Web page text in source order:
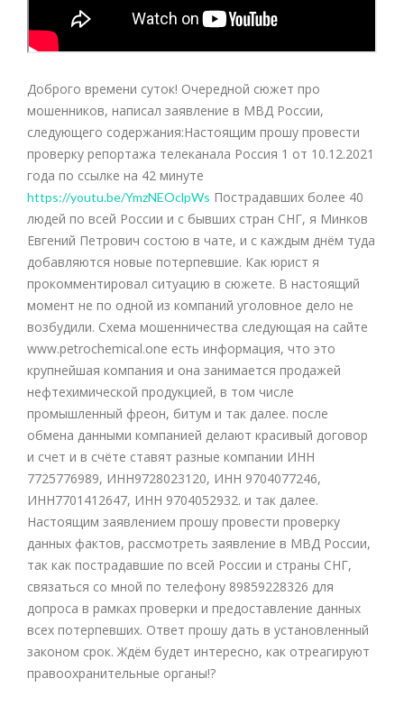
Доброго времени суток! Очередной сюжет про
мошенников, написал заявление в МВД России,
следующего содержания:Настоящим прошу провести
проверку репортажа телеканала Россия 1 от 10.12.2021
года по ссылке на 42 минуте
https://youtu.be/YmzNEOclpWs Пострадавших более 40
людей по всей России и с бывших стран СНГ, я Минков
Евгений Петрович состою в чате, и с каждым днём туда
добавляются новые потерпевшие. Как юрист я
прокомментировал ситуацию в сюжете. В настоящий
момент не по одной из компаний уголовное дело не
возбудили. Схема мошенничества следующая на сайте
www.petrochemical.one есть информация, что это
крупнейшая компания и она занимается продажей
нефтехимической продукцией, в том числе
промышленный фреон, битум и так далее. после
обмена данными компанией делают красивый договор
и счет и в счёте ставят разные компании ИНН
7725776989, ИНН9728023120, ИНН 9704077246,
ИНН7701412647, ИНН 9704052932. и так далее.
Настоящим заявлением прошу провести проверку
данных фактов, рассмотреть заявление в МВД России,
так как пострадавшие по всей России и страны СНГ,
связаться со мной по телефону 89859228326 для
допроса в рамках проверки и предоставление данных
всех потерпевших. Ответ прошу дать в установленный
законом срок. Ждём будет интересно, как отреагируют
правоохранительные органы!?